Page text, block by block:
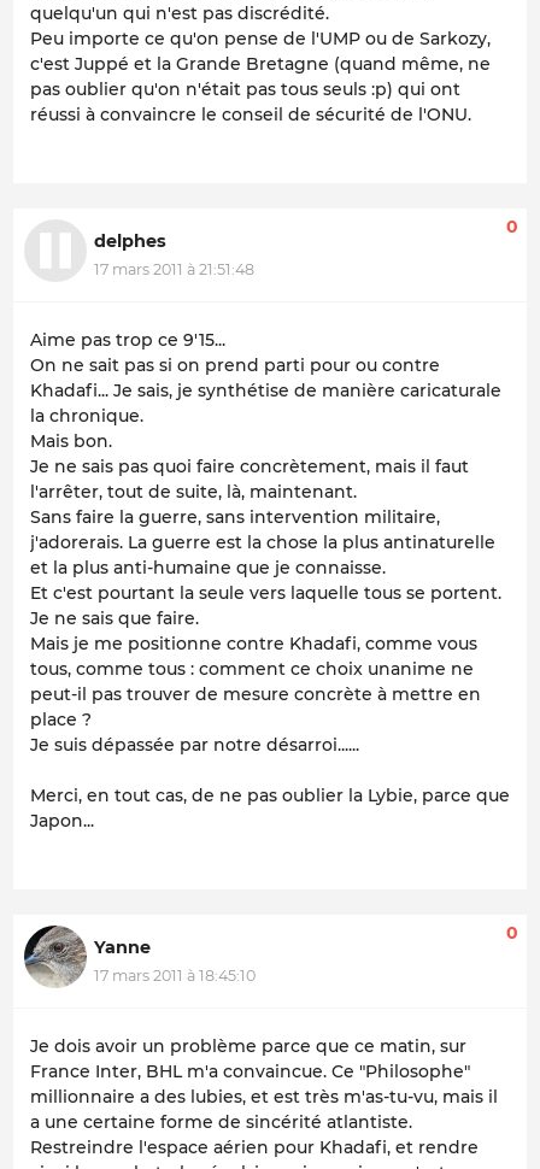
quelqu'un qui n'est pas discrédité.
Peu importe ce qu'on pense de l'UMP ou de Sarkozy,
c'est Juppé et la Grande Bretagne (quand même, ne
pas oublier qu'on n'était pas tous seuls :p) qui ont
réussi à convaincre le conseil de sécurité de l'ONU.
delphes
17 mars 2011 à 21:51:48
0
Aime pas trop ce 9'15...
On ne sait pas si on prend parti pour ou contre
Khadafi... Je sais, je synthétise de manière caricaturale
la chronique.
Mais bon.
Je ne sais pas quoi faire concrètement, mais il faut
l'arrêter, tout de suite, là, maintenant.
Sans faire la guerre, sans intervention militaire,
j'adorerais. La guerre est la chose la plus antinaturelle
et la plus anti-humaine que je connaisse.
Et c'est pourtant la seule vers laquelle tous se portent.
Je ne sais que faire.
Mais je me positionne contre Khadafi, comme vous
tous, comme tous : comment ce choix unanime ne
peut-il pas trouver de mesure concrète à mettre en
place ?
Je suis dépassée par notre désarroi......
Merci, en tout cas, de ne pas oublier la Lybie, parce que
Japon...
Yanne
17 mars 2011 à 18:45:10
0
Je dois avoir un problème parce que ce matin, sur
France Inter, BHL m'a convaincue. Ce "Philosophe"
millionnaire a des lubies, et est très m'as-tu-vu, mais il
a une certaine forme de sincérité atlantiste.
Restreindre l'espace aérien pour Khadafi, et rendre